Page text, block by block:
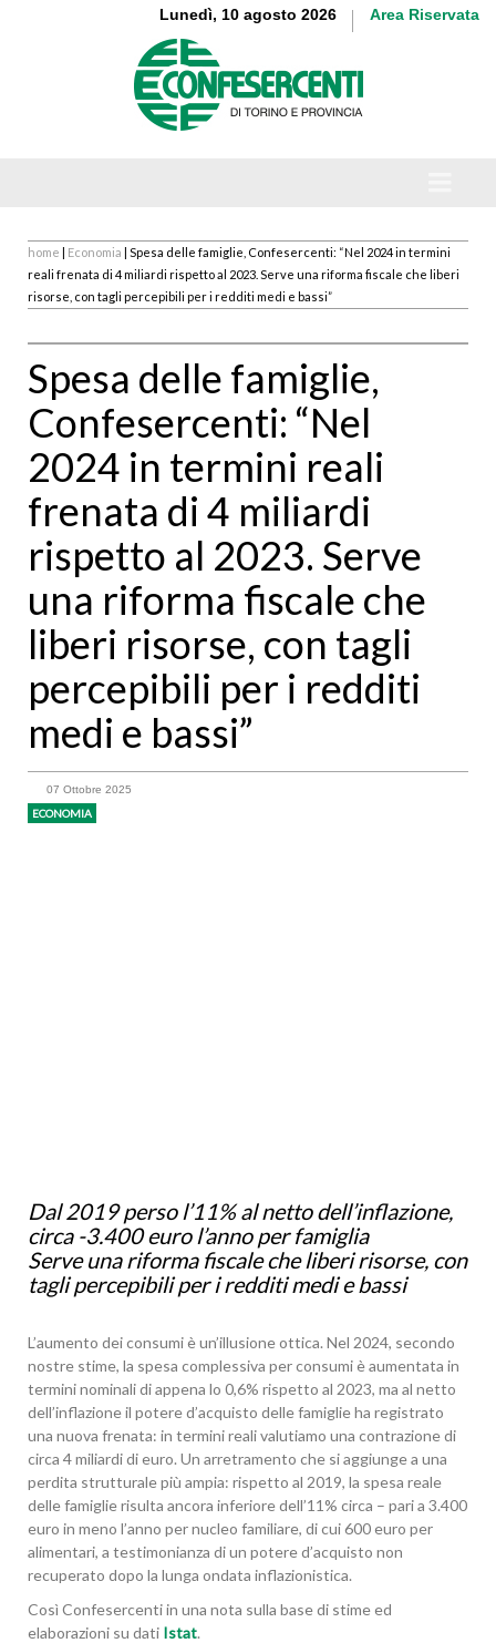
Lunedì, 10 agosto 2026 Area Riservata
home | Economia | Spesa delle famiglie, Confesercenti: “Nel 2024 in termini
reali frenata di 4 miliardi rispetto al 2023. Serve una riforma fiscale che liberi
risorse, con tagli percepibili per i redditi medi e bassi”
Spesa delle famiglie,
Confesercenti: “Nel
2024 in termini reali
frenata di 4 miliardi
rispetto al 2023. Serve
una riforma fiscale che
liberi risorse, con tagli
percepibili per i redditi
medi e bassi”
07 Ottobre 2025
ECONOMIA
Dal 2019 perso l’11%al netto dell’inflazione,
circa -3.400 euro l’anno per famiglia
Serve una riforma fiscale che liberi risorse, con
tagli percepibili per i redditi medi e bassi
L’aumento dei consumi è un’illusione ottica. Nel 2024, secondo
nostre stime, la spesa complessiva per consumi è aumentata in
termini nominali di appena lo 0,6% rispetto al 2023, ma al netto
dell’inflazione il potere d’acquisto delle famiglie ha registrato
una nuova frenata: in termini reali valutiamo una contrazione di
circa 4 miliardi di euro. Un arretramento che si aggiunge a una
perdita strutturale più ampia: rispetto al 2019, la spesa reale
delle famiglie risulta ancora inferiore dell’11% circa – pari a 3.400
euro in meno l’anno per nucleo familiare, di cui 600 euro per
alimentari, a testimonianza di un potere d’acquisto non
recuperato dopo la lunga ondata inflazionistica.
Così Confesercenti in una nota sulla base di stime ed
elaborazioni su dati Istat.